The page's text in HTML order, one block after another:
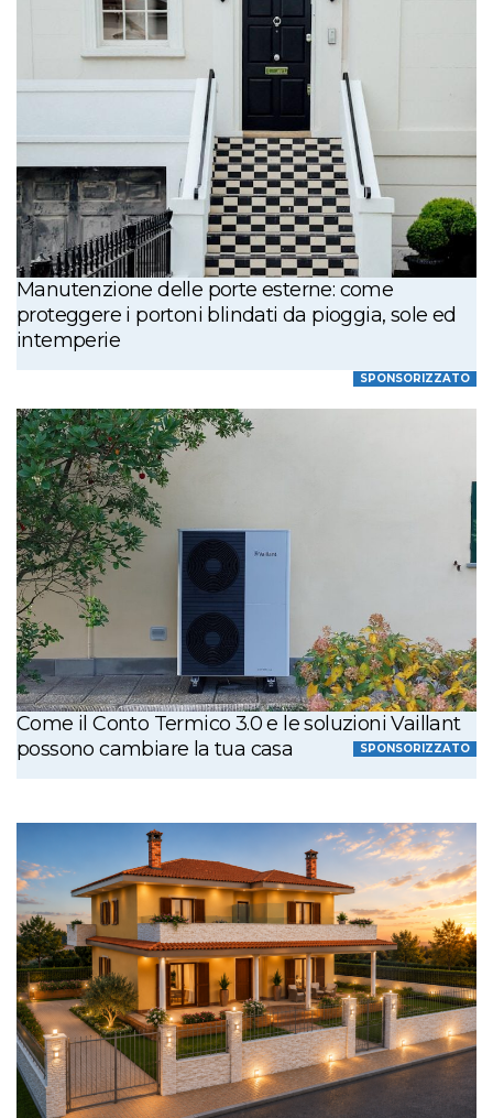
Manutenzione delle porte esterne: come
proteggere i portoni blindati da pioggia, sole ed
intemperie
SPONSORIZZATO
Come il Conto Termico 3.0 e le soluzioni Vaillant
possono cambiare la tua casa
SPONSORIZZATO